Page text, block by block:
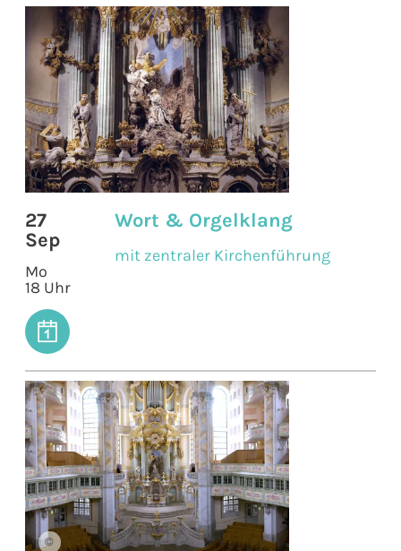
27
Sep
Mo
18 Uhr
Wort & Orgelklang
mit zentraler Kirchenführung
©